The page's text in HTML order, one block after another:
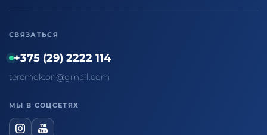
СВЯЗАТЬСЯ
+375 (29) 2222 114
teremok.on@gmail.com
МЫ В СОЦСЕТЯХ